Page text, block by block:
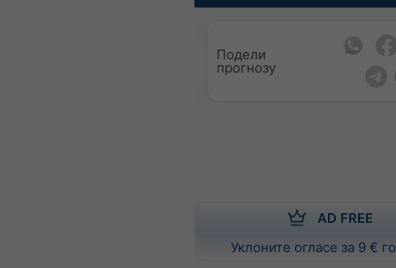
Подели
прогнозу
AD FREE
Уклоните огласе за 9 €